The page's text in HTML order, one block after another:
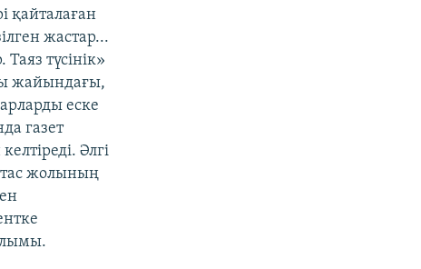
қайталаған
жастар...
түсінік»
жайындағы,
еске
газет
Әлгі
жолының